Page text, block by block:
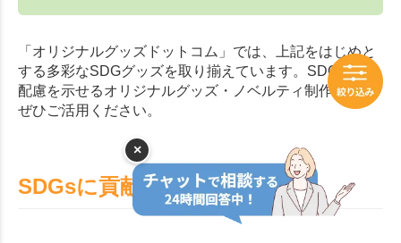
「オリジナルグッズドットコム」では、上記をはじめと
する多彩なSDGグッズを取り揃えています。SDGsへの
配慮を示せるオリジナルグッズ・ノベルティ制作の際は
ぜひご活用ください。
SDGsに貢献する素材について
×